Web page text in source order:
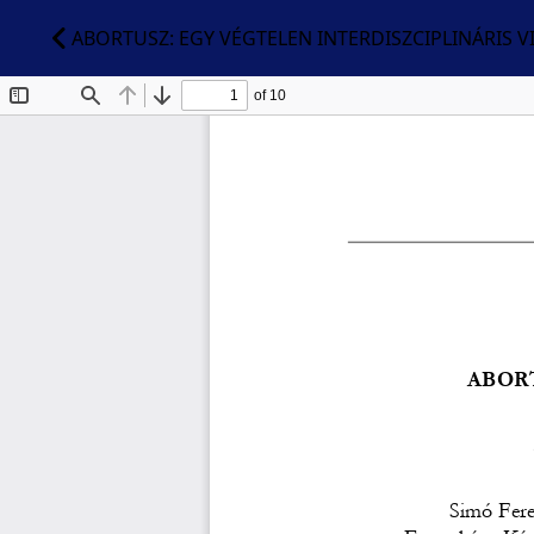
ABORTUSZ: EGY VÉGTELEN INTERDISZCIPLINÁRIS